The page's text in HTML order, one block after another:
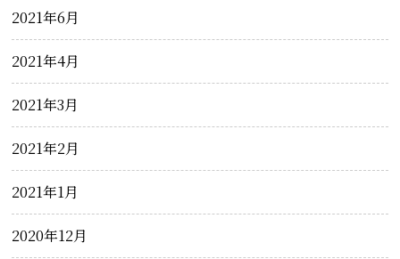
2021年6月
2021年4月
2021年3月
2021年2月
2021年1月
2020年12月